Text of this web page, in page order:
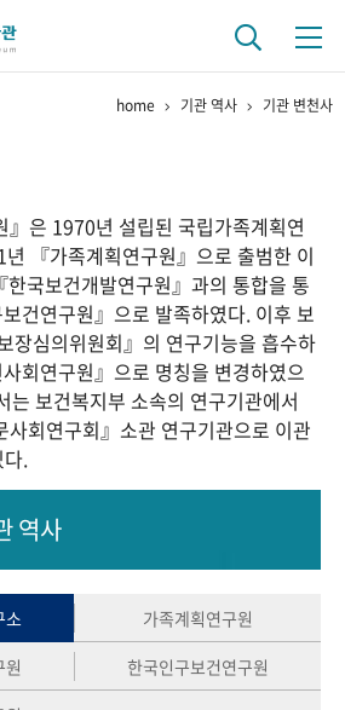
보는 연구 역사
연구자들
록물 행정박물 영상 기록물
home 기관 역사 기관 변천사
』은 1970년 설립된 국립가족계획연
『가족계획연구원』으로 출범한 이
국보건개발연구원』과의 통합을 통
건연구원』으로 발족하였다. 이후 보
장심의위원회』의 연구기능을 흡수하
회연구원』으로 명칭을 변경하였으
는 보건복지부 소속의 연구기관에서
회연구회』소관 연구기관으로 이관
.
역사
소
가족계획연구원
한국인구보건연구원